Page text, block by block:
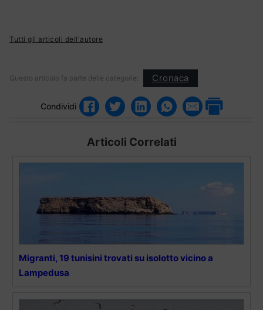
Tutti gli articoli dell'autore
Questo articolo fa parte delle categorie: Cronaca
Condividi
Articoli Correlati
Migranti, 19 tunisini trovati su isolotto vicino a
Lampedusa